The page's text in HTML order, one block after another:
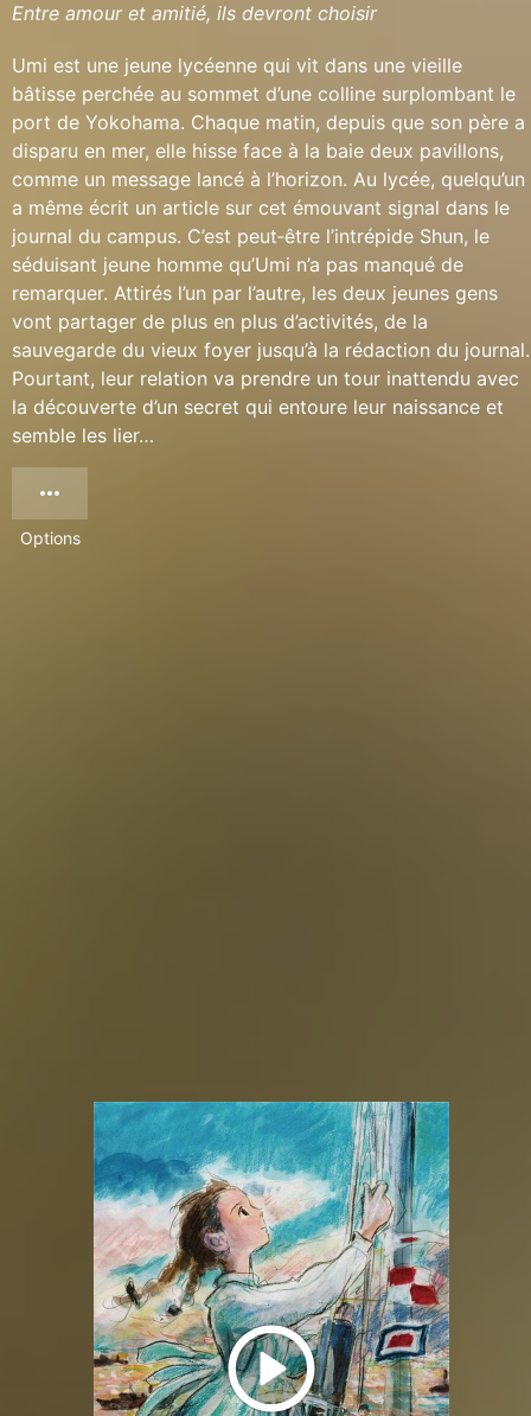
Entre amour et amitié, ils devront choisir
Umi est une jeune lycéenne qui vit dans une vieille
bâtisse perchée au sommet d’une colline surplombant le
port de Yokohama. Chaque matin, depuis que son père a
disparu en mer, elle hisse face à la baie deux pavillons,
comme un message lancé à l’horizon. Au lycée, quelqu’un
a même écrit un article sur cet émouvant signal dans le
journal du campus. C’est peut‐être l’intrépide Shun, le
séduisant jeune homme qu’Umi n’a pas manqué de
remarquer. Attirés l’un par l’autre, les deux jeunes gens
vont partager de plus en plus d’activités, de la
sauvegarde du vieux foyer jusqu’à la rédaction du journal.
Pourtant, leur relation va prendre un tour inattendu avec
la découverte d’un secret qui entoure leur naissance et
semble les lier…
Options